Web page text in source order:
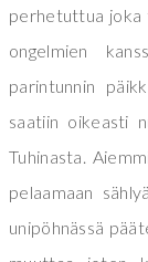
perhetuttua joka
ongelmien
parintunnin
saatiin oikeasti
Tuhinasta.
pelaamaan
unipöhnässä